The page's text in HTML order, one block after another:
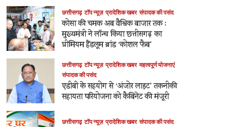
छत्तीसगढ़ टॉप न्यूज़ प्रादेशिक खबर संपादक की पसंद
कोसा की चमक अब वैश्विक बाजार तक :
मुख्यमंत्री ने लॉन्च किया छत्तीसगढ़ का
प्रीमियम हैंडलूम ब्रांड ‘कोशल फैब’
छत्तीसगढ़ टॉप न्यूज़ प्रादेशिक खबर महत्वपूर्ण योजनाएं
संपादक की पसंद
एडीबी के सहयोग से ‘अंजोर लाइट’ तकनीकी
सहायता परियोजना को कैबिनेट की मंजूरी
छत्तीसगढ़ टॉप न्यूज़ प्रादेशिक खबर संपादक की पसंद